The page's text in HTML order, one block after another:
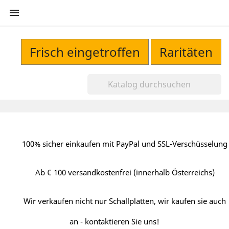

Frisch eingetroffen Raritäten
100% sicher einkaufen mit PayPal und SSL-Verschüsselung
Ab € 100 versandkostenfrei (innerhalb Österreichs)
Wir verkaufen nicht nur Schallplatten, wir kaufen sie auch
an - kontaktieren Sie uns!